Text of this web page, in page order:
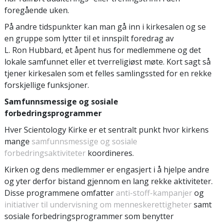
foregående uken.
På andre tidspunkter kan man gå inn i kirkesalen og se
en gruppe som lytter til et innspilt foredrag av
L. Ron Hubbard, et åpent hus for medlemmene og det
lokale samfunnet eller et tverreligiøst møte. Kort sagt så
tjener kirkesalen som et felles samlingssted for en rekke
forskjellige funksjoner.
Samfunnsmessige og sosiale
forbedringsprogrammer
Hver Scientology Kirke er et sentralt punkt hvor kirkens
mange samfunnsmessige og sosiale
forbedringsaktiviteter koordineres.
Kirken og dens medlemmer er engasjert i å hjelpe andre
og yter derfor bistand gjennom en lang rekke aktiviteter.
Disse programmene omfatter anti-stoff-kampanjerog
initiativer til undervisning om menneskerettighetersamt
sosiale forbedringsprogrammer som benytter